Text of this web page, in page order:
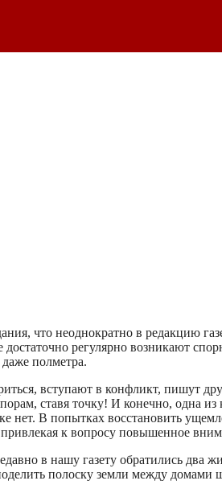
что неоднократно в редакцию
регулярно возникают
полметра.
вступают в конфликт, пишут
ставя точку! И конечно, одна
нет. В попытках восстановить
к вопросу повышенное
в нашу газету обратились
полоску земли между домами